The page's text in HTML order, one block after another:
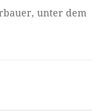
unter dem